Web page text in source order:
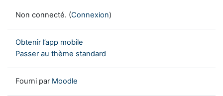
Non connecté. (Connexion)
Obtenir l’app mobile
Passer au thème standard
Fourni par Moodle